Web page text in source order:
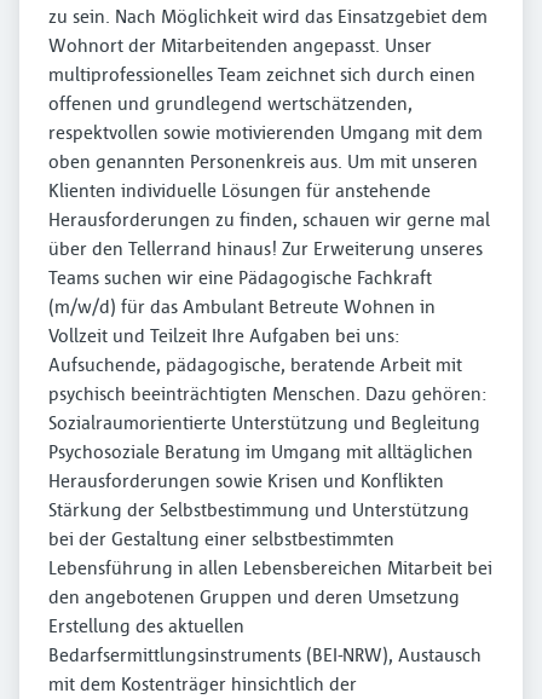
zu sein. Nach Möglichkeit wird das Einsatzgebiet dem
Wohnort der Mitarbeitenden angepasst. Unser
multiprofessionelles Team zeichnet sich durch einen
offenen und grundlegend wertschätzenden,
respektvollen sowie motivierenden Umgang mit dem
oben genannten Personenkreis aus. Um mit unseren
Klienten individuelle Lösungen für anstehende
Herausforderungen zu finden, schauen wir gerne mal
über den Tellerrand hinaus! Zur Erweiterung unseres
Teams suchen wir eine Pädagogische Fachkraft
(m/w/d) für das Ambulant Betreute Wohnen in
Vollzeit und Teilzeit Ihre Aufgaben bei uns:
Aufsuchende, pädagogische, beratende Arbeit mit
psychisch beeinträchtigten Menschen. Dazu gehören:
Sozialraumorientierte Unterstützung und Begleitung
Psychosoziale Beratung im Umgang mit alltäglichen
Herausforderungen sowie Krisen und Konflikten
Stärkung der Selbstbestimmung und Unterstützung
bei der Gestaltung einer selbstbestimmten
Lebensführung in allen Lebensbereichen Mitarbeit bei
den angebotenen Gruppen und deren Umsetzung
Erstellung des aktuellen
Bedarfsermittlungsinstruments (BEI-NRW), Austausch
mit dem Kostenträger hinsichtlich der